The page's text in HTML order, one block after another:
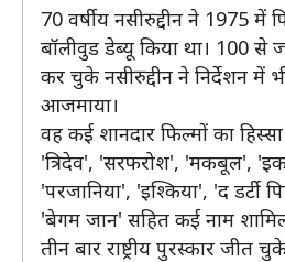
70 वर्षीय नसीरुद्दीन ने 1975 में
बॉलीवुड डेब्यू किया था। 100 से
कर चुके नसीरुद्दीन ने निर्देशन में
आजमाया।
वह कई शानदार फिल्मों का
'त्रिदेव', 'सरफरोश', 'मकबूल',
'परजानिया', 'इश्किया', 'द डर्टी
'बेगम जान' सहित कई नाम
तीन बार राष्ट्रीय पुरस्कार जीत